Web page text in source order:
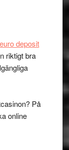
deposit
riktigt bra
På
online